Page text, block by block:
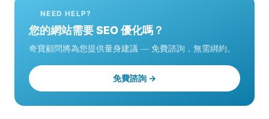
NEED HELP?
您的網站需要 SEO 優化嗎？
奇寶顧問將為您提供量身建議 — 免費諮詢，無需綁約。
免費諮詢 →